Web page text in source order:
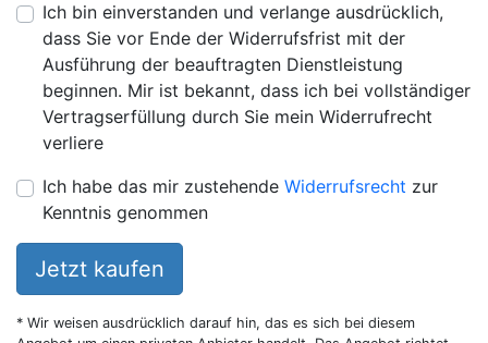
Ich bin einverstanden und verlange ausdrücklich,
dass Sie vor Ende der Widerrufsfrist mit der
Ausführung der beauftragten Dienstleistung
beginnen. Mir ist bekannt, dass ich bei vollständiger
Vertragserfüllung durch Sie mein Widerrufrecht
verliere
Ich habe das mir zustehende Widerrufsrecht zur
Kenntnis genommen
Jetzt kaufen
* Wir weisen ausdrücklich darauf hin, das es sich bei diesem